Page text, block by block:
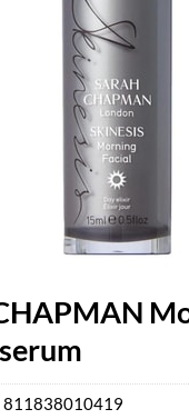
811838010419